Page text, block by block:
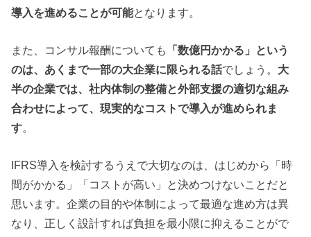
導入を進めることが可能となります。
また、コンサル報酬についても
「数億円かかる」という
のは、あくまで一部の大企業に限られる話でしょう。 大
半の企業では、社内体制の整備と外部支援の適切な組み
合わせによって、現実的なコストで導入が進められま
す。
IFRS導入を検討するうえで大切なのは、はじめから「時
間がかかる」「コストが高い」と決めつけないことだと
思います。企業の目的や体制によって最適な進め方は異
なり、正しく設計すれば負担を最小限に抑えることがで